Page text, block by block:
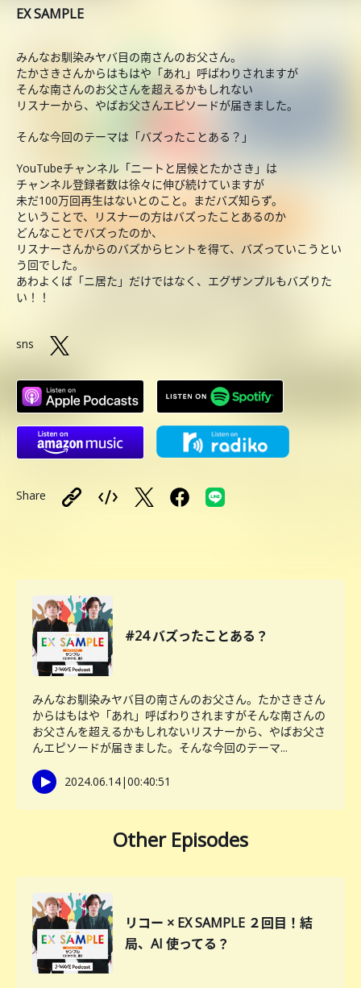
EX SAMPLE
みんなお馴染みヤバ目の南さんのお父さん。
たかさきさんからはもはや「あれ」呼ばわりされますが
そんな南さんのお父さんを超えるかもしれない
リスナーから、やばお父さんエピソードが届きました。
そんな今回のテーマは「バズったことある？」
YouTubeチャンネル「ニートと居候とたかさき」は
チャンネル登録者数は徐々に伸び続けていますが
未だ100万回再生はないとのこと。まだバズ知らず。
ということで、リスナーの方はバズったことあるのか
どんなことでバズったのか、
リスナーさんからのバズからヒントを得て、バズっていこうとい
う回でした。
あわよくば「ニ居た」だけではなく、エグザンプルもバズりた
い！！
sns
Share
#24 バズったことある？
みんなお馴染みヤバ目の南さんのお父さん。たかさきさん
からはもはや「あれ」呼ばわりされますがそんな南さんの
お父さんを超えるかもしれないリスナーから、やばお父さ
んエピソードが届きました。そんな今回のテーマ...
2024.06.14|00:40:51
Other Episodes
リコー × EX SAMPLE ２回目！結
局、AI 使ってる？